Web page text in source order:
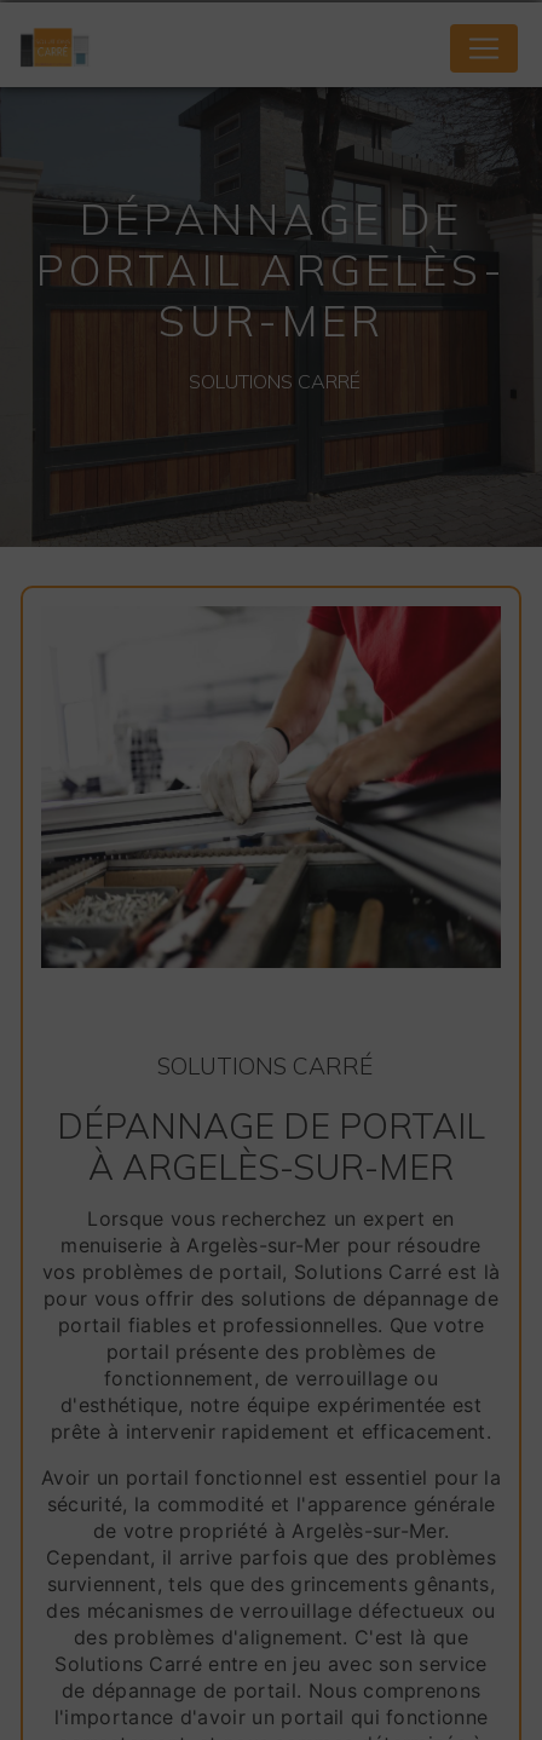
DÉPANNAGE DE
PORTAIL ARGELÈS-
SUR-MER
SOLUTIONS CARRÉ
SOLUTIONS CARRÉ
DÉPANNAGE DE PORTAIL
À ARGELÈS-SUR-MER
Lorsque vous recherchez un expert en
menuiserie à Argelès-sur-Mer pour résoudre
vos problèmes de portail, Solutions Carré est là
pour vous offrir des solutions de dépannage de
portail fiables et professionnelles. Que votre
portail présente des problèmes de
fonctionnement, de verrouillage ou
d'esthétique, notre équipe expérimentée est
prête à intervenir rapidement et efficacement.
Avoir un portail fonctionnel est essentiel pour la
sécurité, la commodité et l'apparence générale
de votre propriété à Argelès-sur-Mer.
Cependant, il arrive parfois que des problèmes
surviennent, tels que des grincements gênants,
des mécanismes de verrouillage défectueux ou
des problèmes d'alignement. C'est là que
Solutions Carré entre en jeu avec son service
de dépannage de portail. Nous comprenons
l'importance d'avoir un portail qui fonctionne